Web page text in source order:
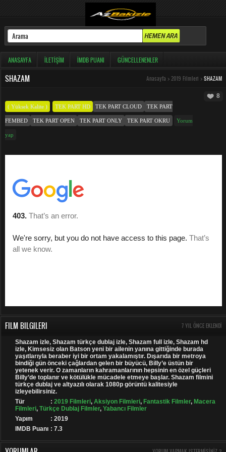
ANASAYFA İLETIŞIM İMDB PUANI GÜNCELLENENLER
SHAZAM Anasayfa > 2019 Filmleri > SHAZAM
8
( Yüksek Kalite ) TEK PART HD TEK PART CLOUD TEK PART
FEMBED TEK PART OPEN TEK PART ONLY TEK PART OKRU Yorum
yap
FILM BILGILERI 7 YIL ÖNCE EKLENDI
Shazam izle, Shazam türkçe dublaj izle, Shazam full izle, Shazam hd
izle, Kimsesiz olan Batson yeni bir ailenin yanına gittiğinde burada
yaşıtlarıyla beraber iyi bir ortam yakalamıştır. Dışarıda bir metroya
bindiği gün önceki çağlardan gelen bir büyücü, Billy’e üstün bir
yetenek verir. O zamanların kahramanlarının hepsinin en özel güçleri
Billy’de toplanır ve kötülükle mücadele etmeye başlar. Shazam filmini
türkçe dublaj ve altyazılı olarak 1080p görüntü kalitesiyle
izleyebilirsiniz.
Tür
: 2019 Filmleri, Aksiyon Filmleri, Fantastik Filmler, Macera
Filmleri, Türkçe Dublaj Filmler, Yabancı Filmler
Yapım
: 2019
IMDB Puanı : 7.3